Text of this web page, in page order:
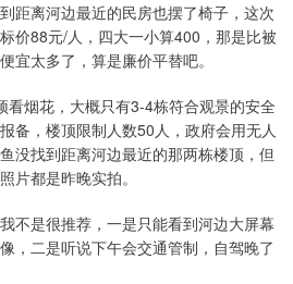
距离河边最近的民房也摆了椅子，这次
价88元/人，四大一小算400，那是比被
宜太多了，算是廉价平替吧。
看烟花，大概只有3-4栋符合观景的安全
备，楼顶限制人数50人，政府会用无人
没找到距离河边最近的那两栋楼顶，但
片都是昨晚实拍。
不是很推荐，一是只能看到河边大屏幕
，二是听说下午会交通管制，自驾晚了